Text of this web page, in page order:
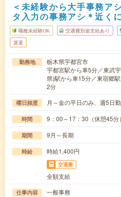
＜未経験から大手事務ア
タ入力の事務アシ＊近く
職種未経験OK 交通費別途支給あり
派遣
勤務地
栃木県宇都宮市
宇都宮駅から車5分／東武
県)駅から車15分／東宿郷
2分
曜日頻度 月～金の平日のみ、週5日
時間 9：00～17：30（休憩45分）
期間 9月～長期
時給 時給1,400円
交通費
全額支給
仕事内容
一般事務